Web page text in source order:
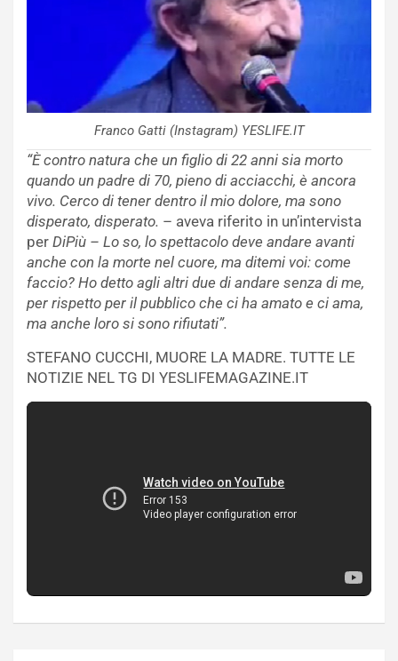
Franco Gatti (Instagram) YESLIFE.IT
“È contro natura che un figlio di 22 anni sia morto
quando un padre di 70, pieno di acciacchi, è ancora
vivo. Cerco di tener dentro il mio dolore, ma sono
disperato, disperato. – aveva riferito in un’intervista
per DiPiù – Lo so, lo spettacolo deve andare avanti
anche con la morte nel cuore, ma ditemi voi: come
faccio? Ho detto agli altri due di andare senza di me,
per rispetto per il pubblico che ci ha amato e ci ama,
ma anche loro si sono rifiutati”.
STEFANO CUCCHI, MUORE LA MADRE. TUTTE LE
NOTIZIE NEL TG DI YESLIFEMAGAZINE.IT